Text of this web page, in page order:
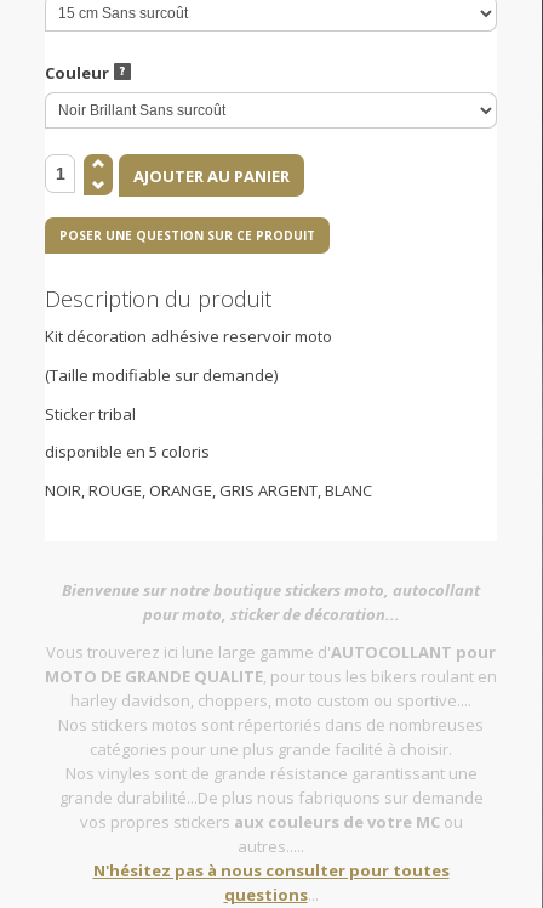
Couleur
POSER UNE QUESTION SUR CE PRODUIT
Description du produit
Kit décoration adhésive reservoir moto
(Taille modifiable sur demande)
Sticker tribal
disponible en 5 coloris
NOIR, ROUGE, ORANGE, GRIS ARGENT, BLANC
Bienvenue sur notre boutique stickers moto, autocollant
pour moto, sticker de décoration...
Vous trouverez ici lune large gamme d'AUTOCOLLANT pour
MOTO DE GRANDE QUALITE, pour tous les bikers roulant en
harley davidson, choppers, moto custom ou sportive....
Nos stickers motos sont répertoriés dans de nombreuses
catégories pour une plus grande facilité à choisir.
Nos vinyles sont de grande résistance garantissant une
grande durabilité...De plus nous fabriquons sur demande
vos propres stickers aux couleurs de votre MCou
autres.....
N'hésitez pas à nous consulter pour toutes
questions...